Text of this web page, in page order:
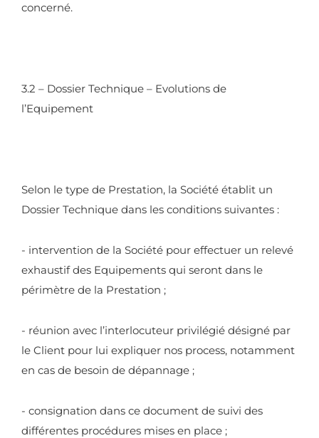
concerné.
3.2 – Dossier Technique – Evolutions de
l’Equipement
Selon le type de Prestation, la Société établit un
Dossier Technique dans les conditions suivantes :
- intervention de la Société pour effectuer un relevé
exhaustif des Equipements qui seront dans le
périmètre de la Prestation ;
- réunion avec l’interlocuteur privilégié désigné par
le Client pour lui expliquer nos process, notamment
en cas de besoin de dépannage ;
- consignation dans ce document de suivi des
différentes procédures mises en place ;